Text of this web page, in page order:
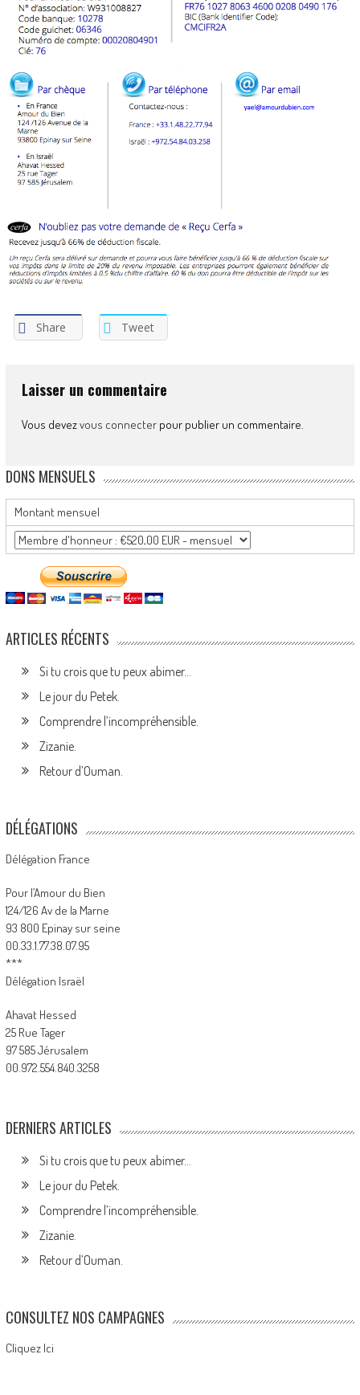
Share Tweet
Laisser un commentaire
Vous devezvous connecterpour publier un commentaire.
DONS MENSUELS
Montant mensuel
ARTICLES RÉCENTS
Si tu crois que tu peux abimer…
Le jour du Petek.
Comprendre l’incompréhensible.
Zizanie.
Retour d’Ouman.
DÉLÉGATIONS
Délégation France
Pour l’Amour du Bien
124/126 Av de la Marne
93 800 Epinay sur seine
00.33.1.77.38.07.95
***
Délégation Israël
Ahavat Hessed
25 Rue Tager
97 585 Jérusalem
00.972.554.840.3258
DERNIERS ARTICLES
Si tu crois que tu peux abimer…
Le jour du Petek.
Comprendre l’incompréhensible.
Zizanie.
Retour d’Ouman.
CONSULTEZ NOS CAMPAGNES
Cliquez Ici